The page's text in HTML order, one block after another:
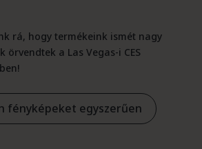
rá, hogy termékeink ismét nagy
örvendtek a Las Vegas-i CES
fényképeket egyszerűen